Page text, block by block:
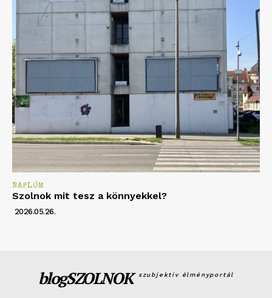
NAPLÓM
Szolnok mit tesz a könnyekkel?
2026.05.26.
blogSZOLNOK szubjektív élményportál